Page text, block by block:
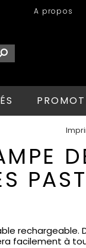
A propos
rechargeable.
facilement à